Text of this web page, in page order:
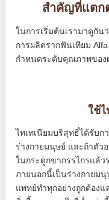
สำคัญที่แตก
ในการเริ่มต้นเรามาดูกัน
การผลิตรากฟันเทียม
กำหนดระดับคุณภาพขอ
ใช้ไ
ไทเทเนียมบริสุทธิ์ได้รับก
ร่างกายมนุษย์ และถ้าตัว
ในกระดูกขากรรไกรแล้ว
ภายนอกนี้เป็นร่างกายม
แพทย์ทำทุกอย่างถูกต้อง